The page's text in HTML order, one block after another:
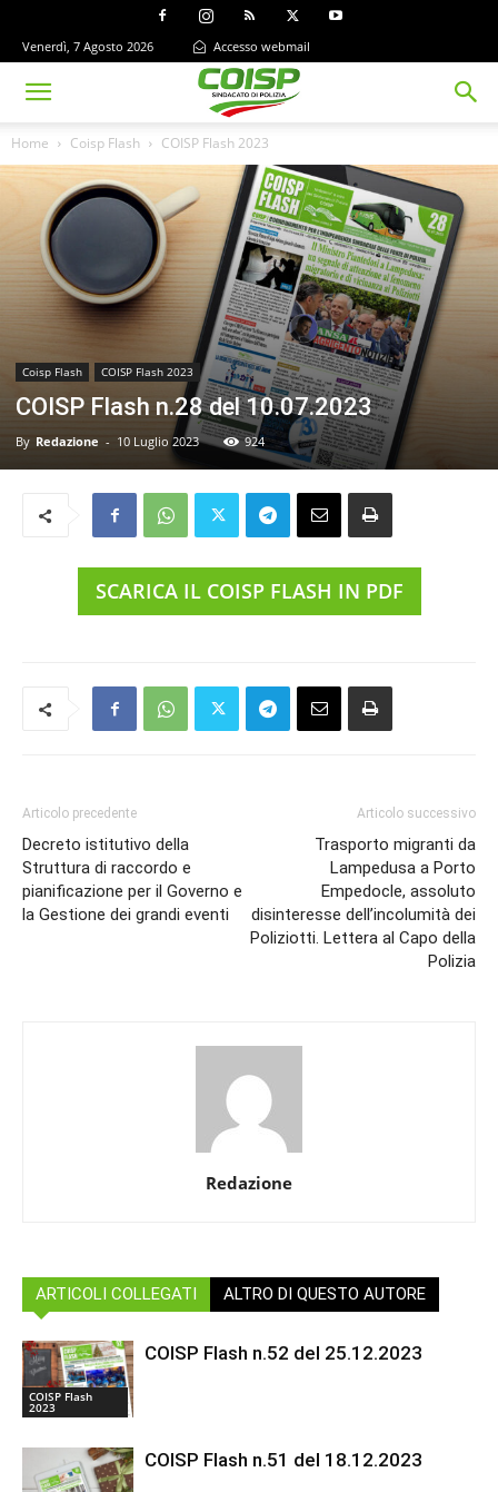
Venerdì, 7 Agosto 2026 Accesso webmail
Home Coisp Flash COISP Flash 2023
Coisp Flash COISP Flash 2023
COISP Flash n.28 del 10.07.2023
By Redazione - 10 Luglio 2023 924
SCARICA IL COISP FLASH IN PDF
Articolo precedente
Decreto istitutivo della
Struttura di raccordo e
pianificazione per il Governo e
la Gestione dei grandi eventi
Articolo successivo
Trasporto migranti da
Lampedusa a Porto
Empedocle, assoluto
disinteresse dell’incolumità dei
Poliziotti. Lettera al Capo della
Polizia
Redazione
ARTICOLI COLLEGATI ALTRO DI QUESTO AUTORE
COISP Flash
2023
COISP Flash n.52 del 25.12.2023
COISP Flash n.51 del 18.12.2023